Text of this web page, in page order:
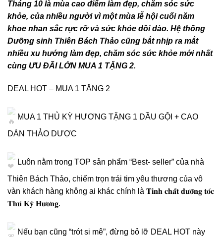
Tháng 10 là mùa cao điểm làm đẹp, chăm sóc sức
khỏe, của nhiều người vì một mùa lễ hội cuối năm
khoe nhan sắc rực rỡ và sức khỏe dồi dào. Hệ thống
Dưỡng sinh Thiên Bách Thảo cũng bắt nhịp ra mắt
nhiều xu hướng làm đẹp, chăm sóc sức khỏe mới nhất
cùng ƯU ĐÃI LỚN MUA 1 TẶNG 2.
DEAL HOT – MUA 1 TẶNG 2
MUA 1 THỦ KỲ HƯƠNG TẶNG 1 DẦU GỘI + CAO
DÁN THẢO DƯỢC
Luôn nằm trong TOP sản phẩm “Best- seller” của nhà
Thiên Bách Thảo, chiếm trọn trái tim yêu thương của vô
vàn khách hàng không ai khác chính là 𝐓𝐢𝐧𝐡 𝐜𝐡𝐚̂́𝐭 𝐝𝐮̛𝐨̛̃𝐧𝐠 𝐭𝐨́𝐜
𝐓𝐡𝐮̉ 𝐊𝐲̀ 𝐇𝐮̛𝐨̛𝐧𝐠.
Nếu bạn cũng “trót si mê”, đừng bỏ lỡ DEAL HOT này